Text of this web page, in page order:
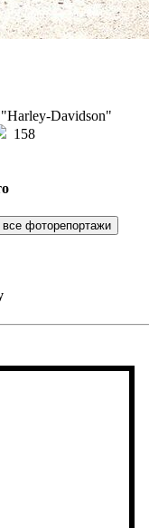
Davidson"
158
все фоторепортажи